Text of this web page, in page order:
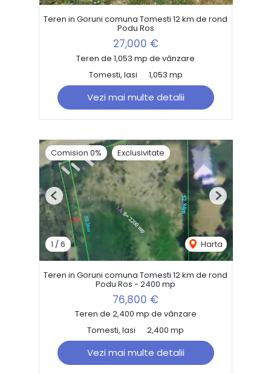
Teren in Goruni comuna Tomesti 12 km de rond
Podu Ros
27,000 €
Teren de 1,053 mp de vânzare
Tomesti, Iasi
1,053 mp
Vezi mai multe detalii
Comision 0% Exclusivitate
1 /6 Harta
Previous Next
Teren in Goruni comuna Tomesti 12 km de rond
Podu Ros - 2400 mp
76,800 €
Teren de 2,400 mp de vânzare
Tomesti, Iasi
2,400 mp
Vezi mai multe detalii